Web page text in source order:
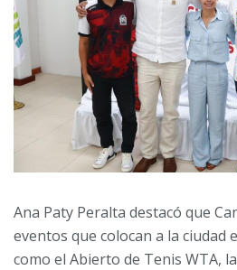
Ana Paty Peralta destacó que
eventos que colocan a la ciudad
como el Abierto de Tenis WTA,